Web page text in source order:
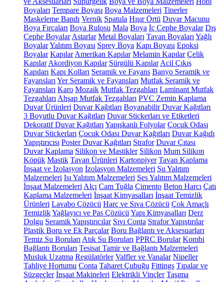
Boyaları Tempare Boyası Boya Malzemeleri Tinerler
Maskeleme Bandı Vernik Spatula Hışır Örtü Duvar Macunu
Boya Fırçaları Boya Rulosu Mala Boya İç Cephe Boyalar Dış
Cephe Boyalar Astarlar Metal Boyaları Tavan Boyaları Yağlı
BoyalarYalıtım Boyası Sprey Boya Kapı Boyası Epoksi
Boyalar Kapılar Amerikan Kapılar Melamin Kapılar Çelik
Kapılar Akordiyon Kapılar Sürgülü Kapılar Acil Çıkış
Kapıları Kapı Kolları Seramik ve Fayans Banyo Seramik ve
Fayansları Yer Seramik ve Fayansları Mutfak Seramik ve
Fayansları Karo Mozaik Mutfak Tezgahları Laminant Mutfak
Tezgahları Ahşap Mutfak Tezgahları PVC Zemin Kaplama
Duvar Ürünleri Duvar Kağıtları Boyanabilir Duvar Kağıtları
3 Boyutlu Duvar Kağıtları Duvar Stickerları ve Etiketleri
Dekoratif Duvar Kağıtları Yapışkanlı Folyolar Çocuk Odası
Duvar Stickerları Çocuk Odası Duvar Kağıtları Duvar Kağıdı
Yapıştırıcısı Poster Duvar Kağıtları Strafor Duvar Çıtası
Duvar Kaplama Silikon ve Mastikler Silikon Mum Silikon
Köpük Mastik Tavan Ürünleri Kartonpiyer Tavan Kaplama
İnşaat ve İzolasyon İzolasyon Malzemeleri Su Yalıtım
Malzemeleri Isı Yalıtım Malzemeleri Ses Yalıtım Malzemeleri
İnşaat Malzemeleri Alçı Cam Tuğla Çimento Beton Harcı Çatı
Kaplama Malzemeleri İnşaat Kimyasalları İnşaat Temizlik
Ürünleri Lavabo Çözücü Harç ve Sıva Çözücü Çok Amaçlı
TemizlikYağlayıcı ve Pas Çözücü Yapı Kimyasalları Derz
Dolgu Seramik Yapıştırıcılar Sıvı Conta Strafor Yapıştırılar
Plastik Boru ve Ek Parçalar Boru Bağlantı ve Aksesuarları
Temiz Su Boruları Atık Su Boruları PPRC Borular Kombi
Bağlantı Boruları Tesisat Tamir ve Bağlantı Malzemeleri
Musluk Uzatma Regülatörler Valfler ve Vanalar Nipeller
Tahliye Hortumu Conta Taharet Çubuğu Fittings Tıpalar ve
Süzgeçler İnşaat Makineleri Elektrikli Vinçler Taşıma